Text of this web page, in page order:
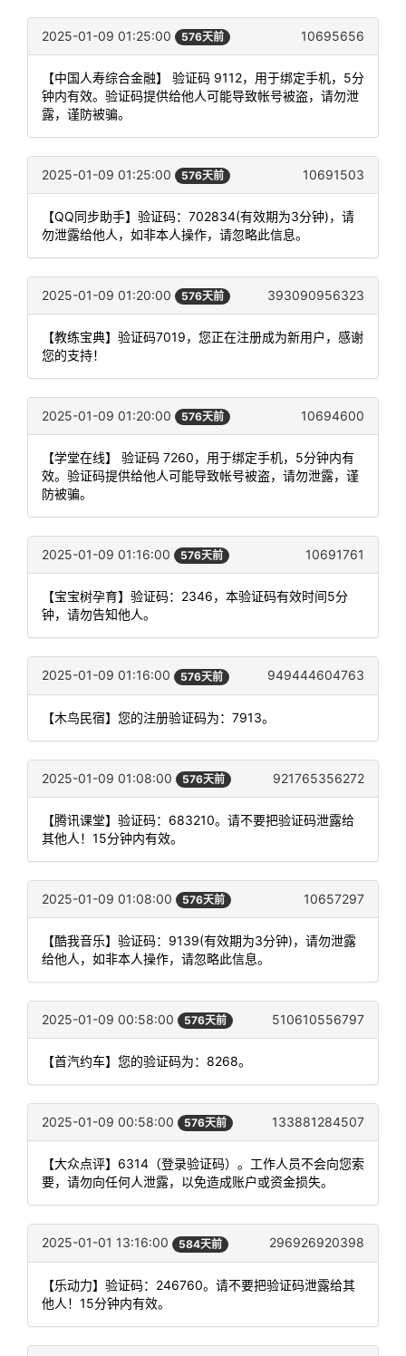
2025-01-09 01:25:00 576天前 10695656
【中国人寿综合金融】 验证码 9112，用于绑定手机，5分
钟内有效。验证码提供给他人可能导致帐号被盗，请勿泄
露，谨防被骗。
2025-01-09 01:25:00 576天前 10691503
【QQ同步助手】验证码：702834(有效期为3分钟)，请
勿泄露给他人，如非本人操作，请忽略此信息。
2025-01-09 01:20:00 576天前 393090956323
【教练宝典】验证码7019，您正在注册成为新用户，感谢
您的支持！
2025-01-09 01:20:00 576天前 10694600
【学堂在线】 验证码 7260，用于绑定手机，5分钟内有
效。验证码提供给他人可能导致帐号被盗，请勿泄露，谨
防被骗。
2025-01-09 01:16:00 576天前 10691761
【宝宝树孕育】验证码：2346，本验证码有效时间5分
钟，请勿告知他人。
2025-01-09 01:16:00 576天前 949444604763
【木鸟民宿】您的注册验证码为：7913。
2025-01-09 01:08:00 576天前 921765356272
【腾讯课堂】验证码：683210。请不要把验证码泄露给
其他人！15分钟内有效。
2025-01-09 01:08:00 576天前 10657297
【酷我音乐】验证码：9139(有效期为3分钟)，请勿泄露
给他人，如非本人操作，请忽略此信息。
2025-01-09 00:58:00 576天前 510610556797
【首汽约车】您的验证码为：8268。
2025-01-09 00:58:00 576天前 133881284507
【大众点评】6314（登录验证码）。工作人员不会向您索
要，请勿向任何人泄露，以免造成账户或资金损失。
2025-01-01 13:16:00 584天前 296926920398
【乐动力】验证码：246760。请不要把验证码泄露给其
他人！15分钟内有效。